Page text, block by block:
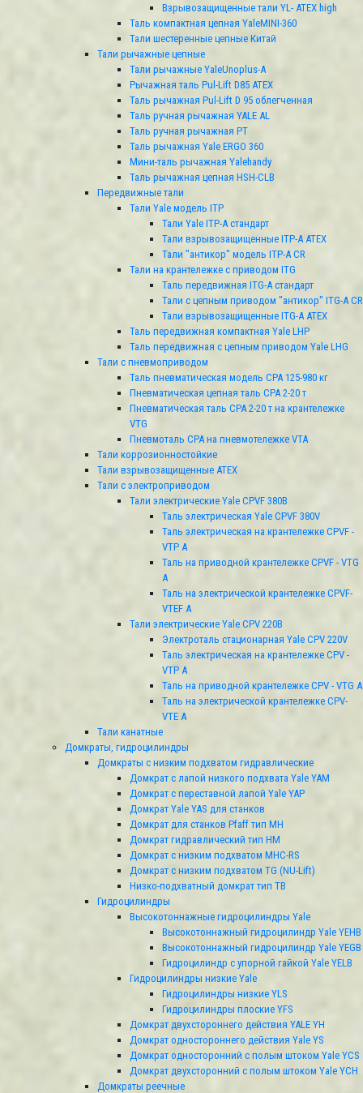
Взрывозащищенные тали YL- ATEX high
Таль компактная цепная YaleMINI-360
Тали шестеренные цепные Китай
Тали рычажные цепные
Тали рычажные YaleUnoplus-А
Рычажная таль Pul-Lift D85 ATEX
Таль рычажная Pul-Lift D 95 облегченная
Таль ручная рычажная YALE AL
Таль ручная рычажная РТ
Таль рычажная Yale ERGO 360
Мини-таль рычажная Yalehandy
Таль рычажная цепная HSH-CLB
Передвижные тали
Тали Yale модель ITP
Тали Yale ITP-A стандарт
Тали взрывозащищенные ITP-A ATEX
Тали "антикор" модель ITP-А CR
Тали на крантележке с приводом ITG
Таль передвижная ITG-A стандарт
Тали с цепным приводом "антикор" ITG-A CR
Тали взрывозащищенные ITG-A ATEX
Таль передвижная компактная Yale LHP
Таль передвижная с цепным приводом Yale LHG
Тали с пневмоприводом
Таль пневматическая модель CPA 125-980 кг
Пневматичеcкая цепная таль СРА 2-20 т
Пневматичеcкая таль СРА 2-20 т на крантележке
VTG
Пневмоталь CPA на пневмотележке VTA
Тали коррозионностойкие
Тали взрывозащищенные ATEX
Тали с электроприводом
Тали электрические Yale CPVF 380B
Таль электрическая Yale CPVF 380V
Таль электрическая на крантележке CPVF -
VTP A
Таль на приводной крантележке CPVF - VTG
A
Таль на электрической крантележке CPVF-
VTЕF A
Тали электрические Yale CPV 220B
Электроталь стационарная Yale CPV 220V
Таль электрическая на крантележке CPV -
VTP A
Таль на приводной крантележке CPV - VTG A
Таль на электрической крантележке CPV-
VTЕ A
Тали канатные
Домкраты, гидроцилиндры
Домкраты с низким подхватом гидравлические
Домкрат с лапой низкого подхвата Yale YAM
Домкрат с переставной лапой Yale YAР
Домкрат Yale YAS для станков
Домкрат для станков Pfaff тип МН
Домкрат гидравлический тип HМ
Домкрат с низким подхватом MHC-RS
Домкрат с низким подхватом ТG (NU-Lift)
Низко-подхватный домкрат тип TB
Гидроцилиндры
Высокотоннажные гидроцилиндры Yale
Высокотоннажный гидроцилиндр Yale YEHB
Высокотоннажный гидроцилиндр Yale YEGB
Гидроцилиндр с упорной гайкой Yale YELB
Гидроцилиндры низкие Yale
Гидроцилиндры низкие YLS
Гидроцилиндры плоские YFS
Домкрат двухстороннего действия YALE YH
Домкрат одностороннего действия Yale YS
Домкрат односторонний с полым штоком Yale YCS
Домкрат двухсторонний с полым штоком Yale YCH
Домкраты реечные